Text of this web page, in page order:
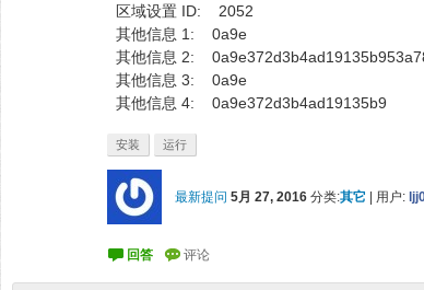
区域设置 ID: 2052
其他信息 1: 0a9e
其他信息 2:
其他信息 3: 0a9e
其他信息 4: 0a9e372d3b4ad19135b9
安装 运行
最新提问 5月 27, 2016 分类:其它 用户: